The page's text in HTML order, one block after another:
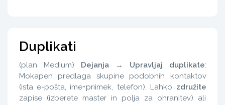
Duplikati
(plan Medium) Dejanja → Upravljaj duplikate:
Mokapen predlaga skupine podobnih kontaktov
(ista e-pošta, ime+priimek, telefon). Lahko združite
zapise (izberete master in polja za ohranitev) ali